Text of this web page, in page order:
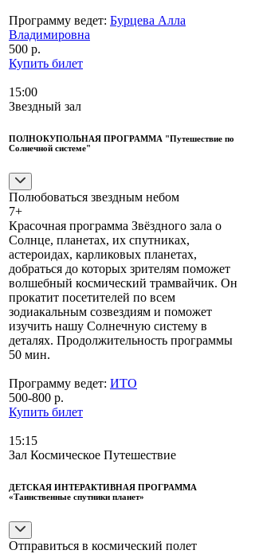
Программу ведет: Бурцева Алла
Владимировна
500 р.
Купить билет
15:00
Звездный зал
ПОЛНОКУПОЛЬНАЯ ПРОГРАММА "Путешествие по
Солнечной системе"
Полюбоваться звездным небом
7+
Красочная программа Звёздного зала о
Солнце, планетах, их спутниках,
астероидах, карликовых планетах,
добраться до которых зрителям поможет
волшебный космический трамвайчик. Он
прокатит посетителей по всем
зодиакальным созвездиям и поможет
изучить нашу Солнечную систему в
деталях. Продолжительность программы
50 мин.
Программу ведет: ИТО
500-800 р.
Купить билет
15:15
Зал Космическое Путешествие
ДЕТСКАЯ ИНТЕРАКТИВНАЯ ПРОГРАММА
«Таинственные спутники планет»
Отправиться в космический полет